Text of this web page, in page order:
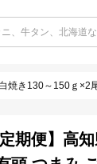
焼き130～150ｇ
定期便】高